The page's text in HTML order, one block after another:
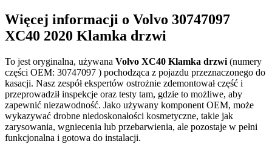
Więcej informacji o Volvo 30747097
XC40 2020 Klamka drzwi
To jest oryginalna, używana Volvo XC40 Klamka drzwi (numery
części OEM: 30747097 ) pochodząca z pojazdu przeznaczonego do
kasacji. Nasz zespół ekspertów ostrożnie zdemontował część i
przeprowadził inspekcje oraz testy tam, gdzie to możliwe, aby
zapewnić niezawodność. Jako używany komponent OEM, może
wykazywać drobne niedoskonałości kosmetyczne, takie jak
zarysowania, wgniecenia lub przebarwienia, ale pozostaje w pełni
funkcjonalna i gotowa do instalacji.